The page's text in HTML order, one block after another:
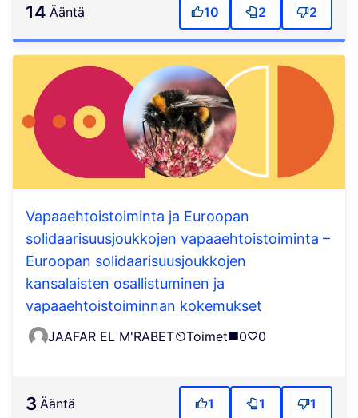
14 ääntä 10 2 2
Vapaaehtoistoiminta ja Euroopan
solidaarisuusjoukkojen vapaaehtoistoiminta –
Euroopan solidaarisuusjoukkojen
kansalaisten osallistuminen ja
vapaaehtoistoiminnan kokemukset
JAAFAR EL M'RABET Toimet 0 0
3 ääntä 1 1 1